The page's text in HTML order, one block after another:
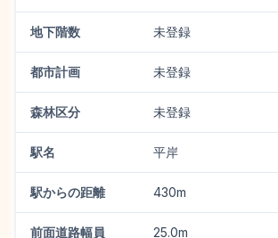
地下階数 未登録
都市計画 未登録
森林区分 未登録
駅名 平岸
駅からの距離 430m
前面道路幅員 25.0m